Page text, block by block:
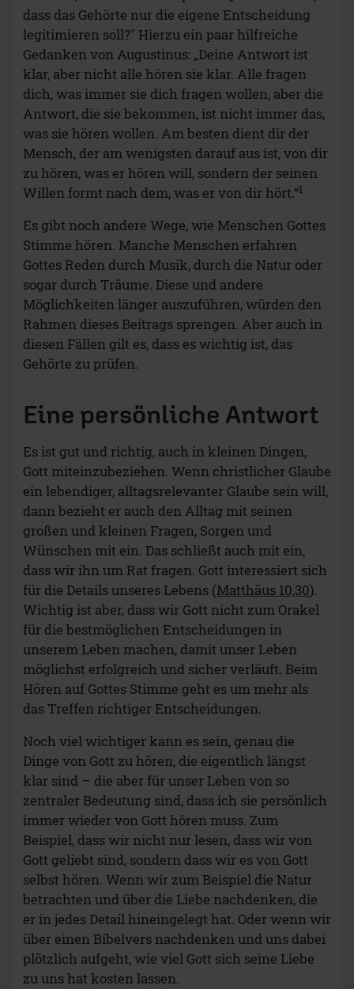
dass das Gehörte nur die eigene Entscheidung
legitimieren soll?" Hierzu ein paar hilfreiche
Gedanken von Augustinus: „Deine Antwort ist
klar, aber nicht alle hören sie klar. Alle fragen
dich, was immer sie dich fragen wollen, aber die
Antwort, die sie bekommen, ist nicht immer das,
was sie hören wollen. Am besten dient dir der
Mensch, der am wenigsten darauf aus ist, von dir
zu hören, was er hören will, sondern der seinen
Willen formt nach dem, was er von dir hört.“1
Es gibt noch andere Wege, wie Menschen Gottes
Stimme hören. Manche Menschen erfahren
Gottes Reden durch Musik, durch die Natur oder
sogar durch Träume. Diese und andere
Möglichkeiten länger auszuführen, würden den
Rahmen dieses Beitrags sprengen. Aber auch in
diesen Fällen gilt es, dass es wichtig ist, das
Gehörte zu prüfen.
Eine persönliche Antwort
Es ist gut und richtig, auch in kleinen Dingen,
Gott miteinzubeziehen. Wenn christlicher Glaube
ein lebendiger, alltagsrelevanter Glaube sein will,
dann bezieht er auch den Alltag mit seinen
großen und kleinen Fragen, Sorgen und
Wünschen mit ein. Das schließt auch mit ein,
dass wir ihn um Rat fragen. Gott interessiert sich
für die Details unseres Lebens (Matthäus 10,30).
Wichtig ist aber, dass wir Gott nicht zum Orakel
für die bestmöglichen Entscheidungen in
unserem Leben machen, damit unser Leben
möglichst erfolgreich und sicher verläuft. Beim
Hören auf Gottes Stimme geht es um mehr als
das Treffen richtiger Entscheidungen.
Noch viel wichtiger kann es sein, genau die
Dinge von Gott zu hören, die eigentlich längst
klar sind – die aber für unser Leben von so
zentraler Bedeutung sind, dass ich sie persönlich
immer wieder von Gott hören muss. Zum
Beispiel, dass wir nicht nur lesen, dass wir von
Gott geliebt sind, sondern dass wir es von Gott
selbst hören. Wenn wir zum Beispiel die Natur
betrachten und über die Liebe nachdenken, die
er in jedes Detail hineingelegt hat. Oder wenn wir
über einen Bibelvers nachdenken und uns dabei
plötzlich aufgeht, wie viel Gott sich seine Liebe
zu uns hat kosten lassen.